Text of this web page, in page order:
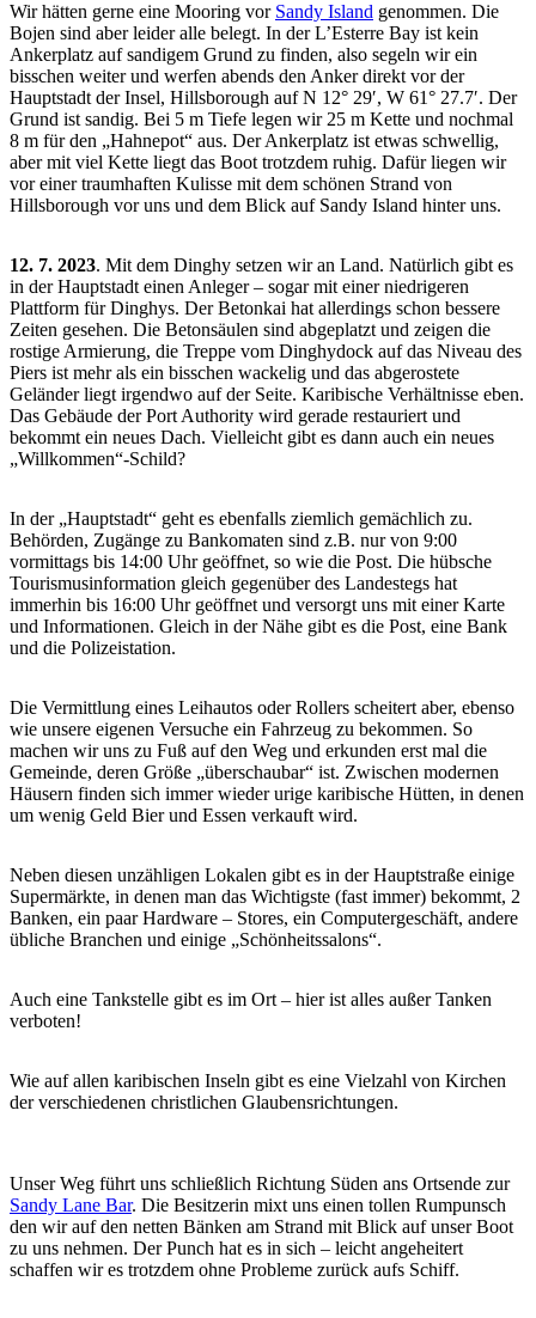
Wir hätten gerne eine Mooring vor Sandy Island genommen. Die
Bojen sind aber leider alle belegt. In der L’Esterre Bay ist kein
Ankerplatz auf sandigem Grund zu finden, also segeln wir ein
bisschen weiter und werfen abends den Anker direkt vor der
Hauptstadt der Insel, Hillsborough auf N 12° 29′, W 61° 27.7′. Der
Grund ist sandig. Bei 5 m Tiefe legen wir 25 m Kette und nochmal
8 m für den „Hahnepot“ aus. Der Ankerplatz ist etwas schwellig,
aber mit viel Kette liegt das Boot trotzdem ruhig. Dafür liegen wir
vor einer traumhaften Kulisse mit dem schönen Strand von
Hillsborough vor uns und dem Blick auf Sandy Island hinter uns.
12. 7. 2023. Mit dem Dinghy setzen wir an Land. Natürlich gibt es
in der Hauptstadt einen Anleger – sogar mit einer niedrigeren
Plattform für Dinghys. Der Betonkai hat allerdings schon bessere
Zeiten gesehen. Die Betonsäulen sind abgeplatzt und zeigen die
rostige Armierung, die Treppe vom Dinghydock auf das Niveau des
Piers ist mehr als ein bisschen wackelig und das abgerostete
Geländer liegt irgendwo auf der Seite. Karibische Verhältnisse eben.
Das Gebäude der Port Authority wird gerade restauriert und
bekommt ein neues Dach. Vielleicht gibt es dann auch ein neues
„Willkommen“-Schild?
In der „Hauptstadt“ geht es ebenfalls ziemlich gemächlich zu.
Behörden, Zugänge zu Bankomaten sind z.B. nur von 9:00
vormittags bis 14:00 Uhr geöffnet, so wie die Post. Die hübsche
Tourismusinformation gleich gegenüber des Landestegs hat
immerhin bis 16:00 Uhr geöffnet und versorgt uns mit einer Karte
und Informationen. Gleich in der Nähe gibt es die Post, eine Bank
und die Polizeistation.
Die Vermittlung eines Leihautos oder Rollers scheitert aber, ebenso
wie unsere eigenen Versuche ein Fahrzeug zu bekommen. So
machen wir uns zu Fuß auf den Weg und erkunden erst mal die
Gemeinde, deren Größe „überschaubar“ ist. Zwischen modernen
Häusern finden sich immer wieder urige karibische Hütten, in denen
um wenig Geld Bier und Essen verkauft wird.
Neben diesen unzähligen Lokalen gibt es in der Hauptstraße einige
Supermärkte, in denen man das Wichtigste (fast immer) bekommt, 2
Banken, ein paar Hardware – Stores, ein Computergeschäft, andere
übliche Branchen und einige „Schönheitssalons“.
Auch eine Tankstelle gibt es im Ort – hier ist alles außer Tanken
verboten!
Wie auf allen karibischen Inseln gibt es eine Vielzahl von Kirchen
der verschiedenen christlichen Glaubensrichtungen.
Unser Weg führt uns schließlich Richtung Süden ans Ortsende zur
Sandy Lane Bar. Die Besitzerin mixt uns einen tollen Rumpunsch
den wir auf den netten Bänken am Strand mit Blick auf unser Boot
zu uns nehmen. Der Punch hat es in sich – leicht angeheitert
schaffen wir es trotzdem ohne Probleme zurück aufs Schiff.